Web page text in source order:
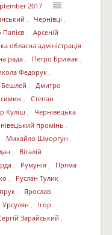
2017
Чернівці
, Арсеній
обласна адміністрація
рада, Петро Брижак
Федорук
Дмитро
Степан
Куліш
Чернівецька
промінь
Михайло Шморгун
Віталій
, Румунія, Пряма
Руслан Тулик
Ярослав
Урсулян
Ігор
Зарайський